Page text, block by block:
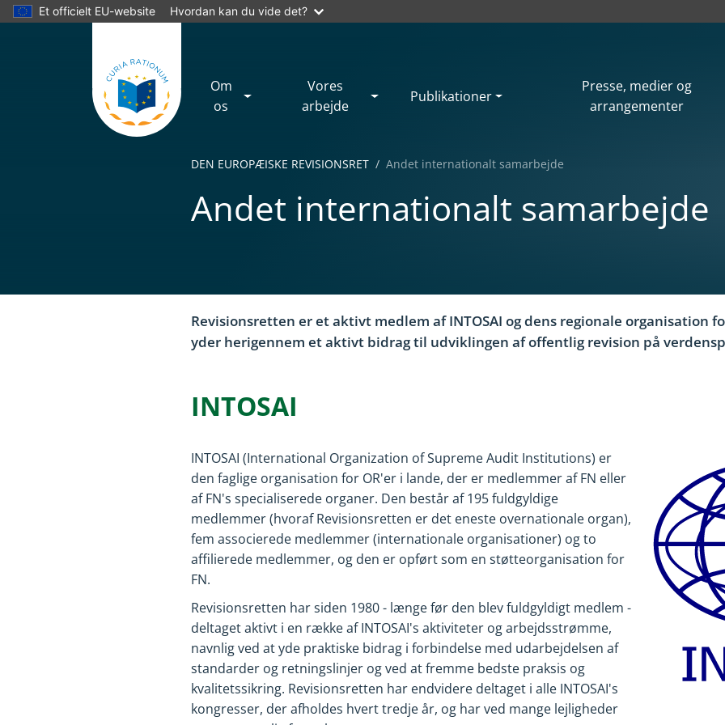
Et officielt EU-website Hvordan kan du vide det?
Om
os
Vores
arbejde
Publikationer
Presse, medier og
arrangementer
DEN EUROPÆISKE REVISIONSRET Andet internationalt samarbejde
Andet internationalt samarbejde
Revisionsretten er et aktivt medlem af INTOSAI og dens regionale organisation
yder herigennem et aktivt bidrag til udviklingen af offentlig revision på
INTOSAI
INTOSAI (International Organization of Supreme Audit Institutions) er
den faglige organisation for OR'er i lande, der er medlemmer af FN eller
af FN's specialiserede organer. Den består af 195 fuldgyldige
medlemmer (hvoraf Revisionsretten er det eneste overnationale organ),
fem associerede medlemmer (internationale organisationer) og to
affilierede medlemmer, og den er opført som en støtteorganisation for
FN.
Revisionsretten har siden 1980 - længe før den blev fuldgyldigt medlem -
deltaget aktivt i en række af INTOSAI's aktiviteter og arbejdsstrømme,
navnlig ved at yde praktiske bidrag i forbindelse med udarbejdelsen af
standarder og retningslinjer og ved at fremme bedste praksis og
kvalitetssikring. Revisionsretten har endvidere deltaget i alle INTOSAI's
kongresser, der afholdes hvert tredje år, og har ved mange lejligheder